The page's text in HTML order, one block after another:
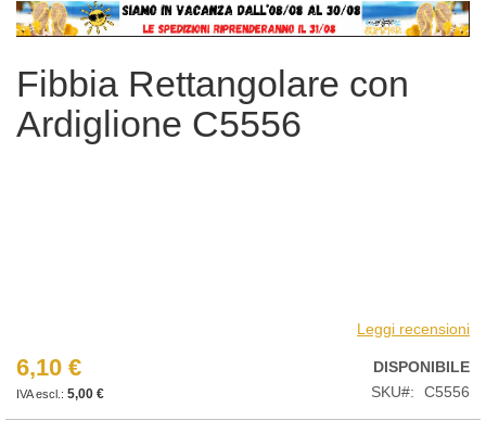
Vai
all'inizio
galleria
di
immagini
Fibbia Rettangolare con
Ardiglione C5556
Leggi recensioni
6,10 €
5,00 €
DISPONIBILE
SKU
C5556